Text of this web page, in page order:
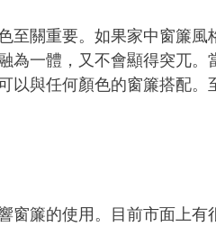
至關重要。如果家中窗簾
為一體，又不會顯得突兀
以與任何顏色的窗簾搭配
窗簾的使用。目前市面上